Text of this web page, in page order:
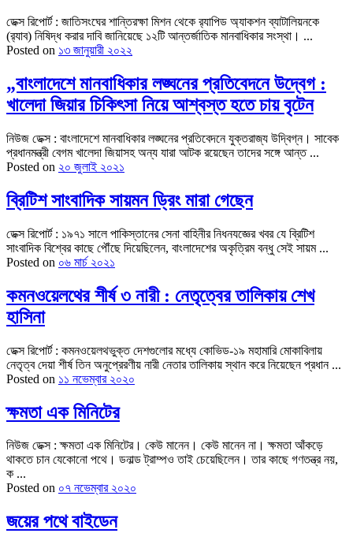
ডেক্স রিপোর্ট : জাতিসংঘের শান্তিরক্ষা মিশন থেকে র‌্যাপিড অ্যাকশন ব্যাটালিয়নকে
(র‌্যাব) নিষিদ্ধ করার দাবি জানিয়েছে ১২টি আন্তর্জাতিক মানবাধিকার সংস্থা। ...
Posted on ১৩ জানুয়ারী ২০২২
„বাংলাদেশে মানবাধিকার লঙ্ঘনের প্রতিবেদনে উদ্বেগ :
খালেদা জিয়ার চিকিৎসা নিয়ে আশ্বস্ত হতে চায় বৃটেন
নিউজ ডেক্স : বাংলাদেশে মানবাধিকার লঙ্ঘনের প্রতিবেদনে যুক্তরাজ্য উদ্বিগ্ন। সাবেক
প্রধানমন্ত্রী বেগম খালেদা জিয়াসহ অন্য যারা আটক রয়েছেন তাদের সঙ্গে আন্ত ...
Posted on ২০ জুলাই ২০২১
ব্রিটিশ সাংবাদিক সায়মন ড্রিং মারা গেছেন
ডেক্স রিপোর্ট : ১৯৭১ সালে পাকিস্তানের সেনা বাহিনীর নিধনযজ্ঞের খবর যে ব্রিটিশ
সাংবাদিক বিশ্বের কাছে পৌঁছে দিয়েছিলেন, বাংলাদেশের অকৃত্রিম বন্ধু সেই সায়ম ...
Posted on ০৬ মার্চ ২০২১
কমনওয়েলথের শীর্ষ ৩ নারী : নেতৃত্বের তালিকায় শেখ
হাসিনা
ডেক্স রিপোর্ট : কমনওয়েলথভুক্ত দেশগুলোর মধ্যে কোভিড-১৯ মহামারি মোকাবিলায়
নেতৃত্ব দেয়া শীর্ষ তিন অনুপ্রেরণীয় নারী নেতার তালিকায় স্থান করে নিয়েছেন প্রধান ...
Posted on ১১ নভেম্বার ২০২০
ক্ষমতা এক মিনিটের
নিউজ ডেক্স : ক্ষমতা এক মিনিটের। কেউ মানেন। কেউ মানেন না। ক্ষমতা আঁকড়ে
থাকতে চান যেকোনো পথে। ডনাল্ড ট্রাম্পও তাই চেয়েছিলেন। তার কাছে গণতন্ত্র নয়,
ক ...
Posted on ০৭ নভেম্বার ২০২০
জয়ের পথে বাইডেন